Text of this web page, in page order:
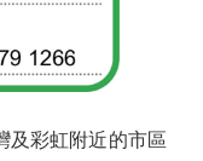
彩虹附近的市區